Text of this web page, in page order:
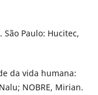
Paulo: Hucitec,
da vida humana:
NOBRE, Mirian.